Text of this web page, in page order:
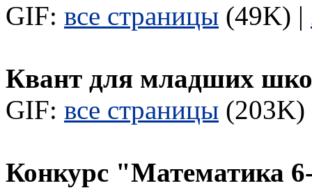
GIF: все страницы (49K) |
Квант для младших
GIF: все страницы
Конкурс "Математика